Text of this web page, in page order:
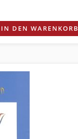
IN DEN WARENKORB